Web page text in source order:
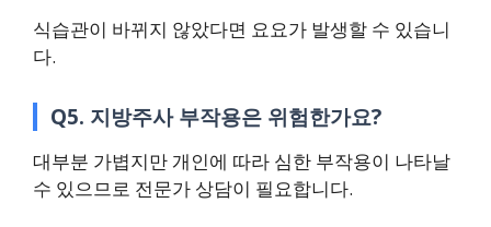
식습관이 바뀌지 않았다면 요요가 발생할 수 있습니
다.
Q5. 지방주사 부작용은 위험한가요?
대부분 가볍지만 개인에 따라 심한 부작용이 나타날
수 있으므로 전문가 상담이 필요합니다.